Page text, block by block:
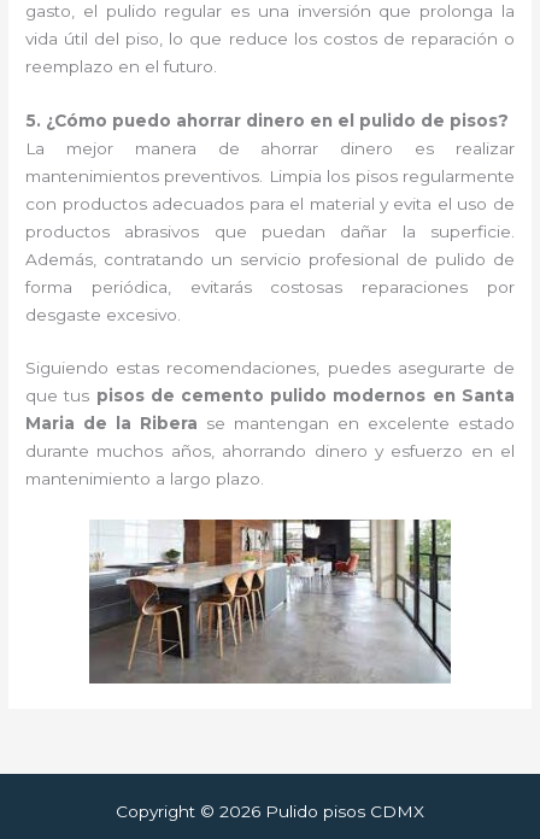
gasto, el pulido regular es una inversión que prolonga la
vida útil del piso, lo que reduce los costos de reparación o
reemplazo en el futuro.
5. ¿Cómo puedo ahorrar dinero en el pulido de pisos?
La mejor manera de ahorrar dinero es realizar
mantenimientos preventivos. Limpia los pisos regularmente
con productos adecuados para el material y evita el uso de
productos abrasivos que puedan dañar la superficie.
Además, contratando un servicio profesional de pulido de
forma periódica, evitarás costosas reparaciones por
desgaste excesivo.
Siguiendo estas recomendaciones, puedes asegurarte de
que tus pisos de cemento pulido modernos en Santa
Maria de la Ribera se mantengan en excelente estado
durante muchos años, ahorrando dinero y esfuerzo en el
mantenimiento a largo plazo.
Copyright © 2026 Pulido pisos CDMX